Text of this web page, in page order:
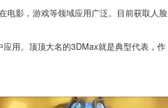
电影，游戏等领域应用广泛。目前获取人脸
用。顶顶大名的3DMax就是典型代表，作